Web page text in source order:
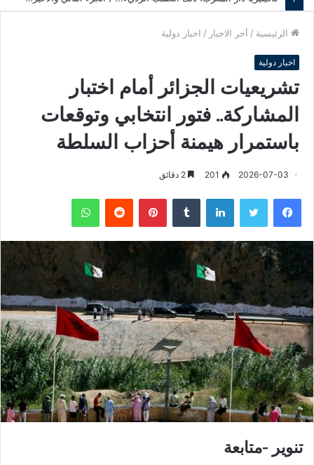
الرئيسية / أخر الاخبار / اخبار دولية
اخبار دولية
تشريعيات الجزائر أمام اختبار
المشاركة.. فتور انتخابي وتوقعات
باستمرار هيمنة أحزاب السلطة
2026-07-03
201
فيسبوك لينكدإن بينتيريست
تنوير -متابعة